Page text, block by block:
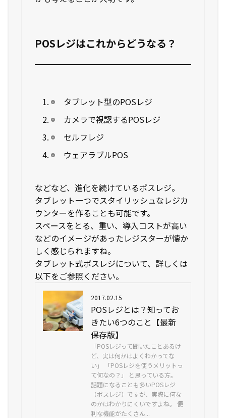
POSレジはこれからどうなる？
タブレット型のPOSレジ
カメラで視認するPOSレジ
セルフレジ
ウェアラブルPOS
などなど、進化を続けているポスレジ。
タブレット一つでスタイリッシュなレジカ
ウンターを作ることも可能です。
スペースをとる、重い、導入コストが高い
などのイメージがあったレジスターが懐か
しく感じられますね。
タブレット式ポスレジについて、詳しくは
以下をご参照ください。
2017.02.15
POSレジとは？知ってお
きたい6つのこと【最新
保存版】
「POSレジって聞いたことあるけ
ど、実は何かはよくわかってな
い」 「POSレジを使うメリットっ
て何なの？」 と思っている方。
話題になることも多いPOSレジ
（ポスレジ）ですが、実際に何な
のかはわかりにくいですよね。 便
利な機能がたくさん...